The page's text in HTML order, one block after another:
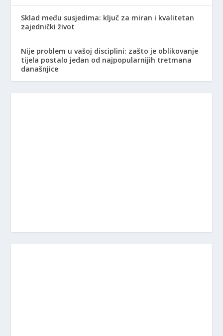
Sklad među susjedima: ključ za miran i kvalitetan
zajednički život
Nije problem u vašoj disciplini: zašto je oblikovanje
tijela postalo jedan od najpopularnijih tretmana
današnjice